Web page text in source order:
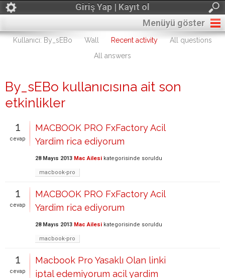
Giriş Yap | Kayıt ol
Menüyü göster
Kullanıcı: By_sEBo Wall Recent activity
All questions
All answers
By_sEBo kullanıcısına ait son
etkinlikler
1
cevap
MACBOOK PRO FxFactory Acil
Yardim rica ediyorum
28 Mayıs 2013 Mac Ailesi kategorisinde soruldu
macbook-pro
1
cevap
MACBOOK PRO FxFactory Acil
Yardim rica ediyorum
28 Mayıs 2013 Mac Ailesi kategorisinde soruldu
macbook-pro
1
cevap
Macbook Pro Yasaklı Olan linki
iptal edemiyorum acil yardim